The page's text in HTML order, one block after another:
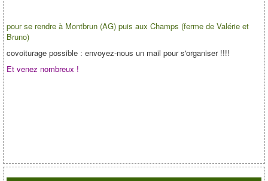
pour se rendre à Montbrun (AG) puis aux Champs (ferme de Valérie et
Bruno)
covoiturage possible : envoyez-nous un mail pour s'organiser !!!!
Et venez nombreux !